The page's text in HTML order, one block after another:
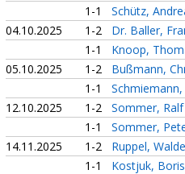
1-1
Schütz,
04.10.2025
1-2
Dr. Baller,
1-1
Knoop,
05.10.2025
1-2
Bußmann,
1-1
12.10.2025
1-2
Sommer,
1-1
Sommer,
14.11.2025
1-2
Ruppel,
1-1
Kostjuk,